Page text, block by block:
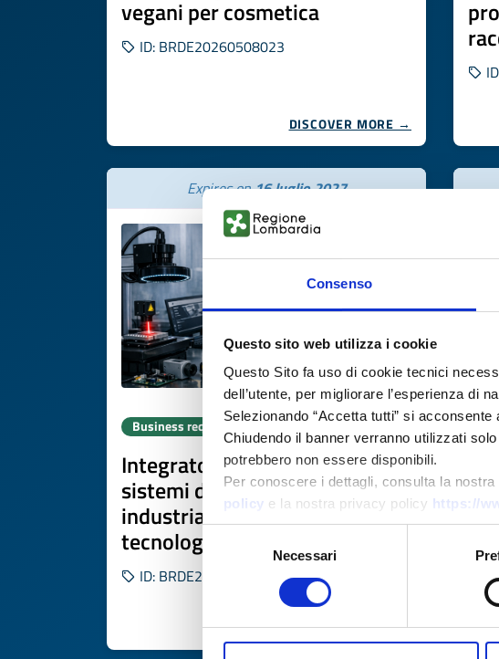
Consenso
Questo sito web utilizza i cookie
Questo Sito fa uso di cookie tecnici
dell’utente, per migliorare l’esperienza di
Selezionando “Accetta tutti” si
Chiudendo il banner verranno utilizzati
potrebbero non essere disponibili.
Per conoscere i dettagli, consulta la
policy e la nostra privacy policy https://
del
Necessari
vegani per cosmetica
ID: BRDE20260508023
DISCOVER MORE →
Expires on16 luglio 2027
Business request
Integratore specializzato in
sistemi di misura e visione
industriale cerca partner
tecnologici
ID: BRDE20260415005
DISCOVER MORE →
da